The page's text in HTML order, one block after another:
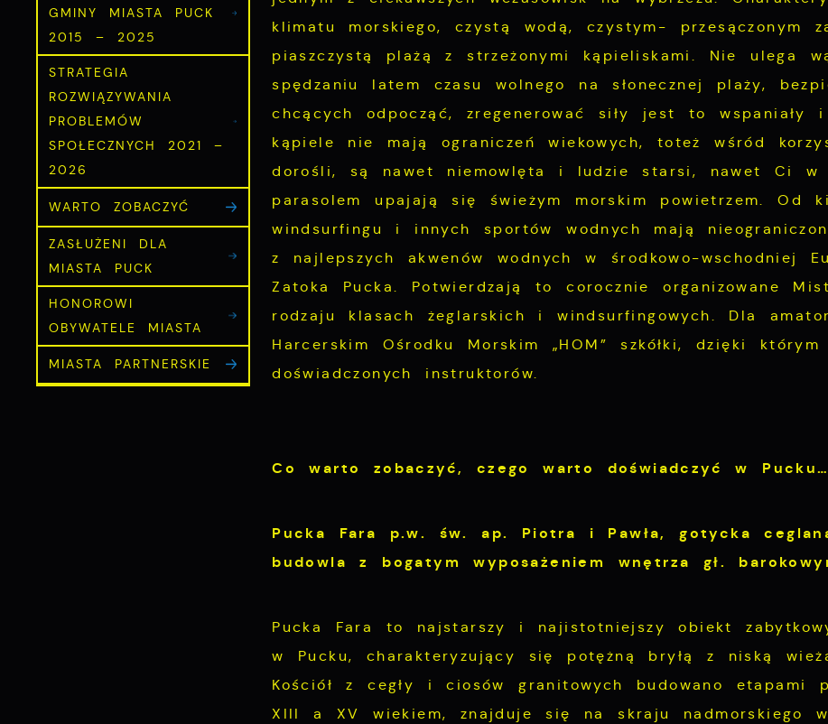
GMINY MIASTA PUCK
2015 – 2025
STRATEGIA
ROZWIĄZYWANIA
PROBLEMÓW
SPOŁECZNYCH 2021 –
2026
WARTO ZOBACZYĆ
ZASŁUŻENI DLA
MIASTA PUCK
HONOROWI
OBYWATELE MIASTA
MIASTA PARTNERSKIE
klimatu morskiego, czystą wodą, czystym- przesączonym
piaszczystą plażą z strzeżonymi kąpieliskami. Nie ulega
spędzaniu latem czasu wolnego na słonecznej plaży,
chcących odpocząć, zregenerować siły jest to wspaniały i
kąpiele nie mają ograniczeń wiekowych, toteż wśród
dorośli, są nawet niemowlęta i ludzie starsi, nawet Ci w
parasolem upajają się świeżym morskim powietrzem. Od
windsurfingu i innych sportów wodnych mają
z najlepszych akwenów wodnych w środkowo-wschodniej
Zatoka Pucka. Potwierdzają to corocznie organizowane
rodzaju klasach żeglarskich i windsurfingowych. Dla
Harcerskim Ośrodku Morskim „HOM” szkółki, dzięki
doświadczonych instruktorów.
Co warto zobaczyć, czego warto doświadczyć w
Pucka Fara p.w. św. ap. Piotra i Pawła,gotycka
budowla z bogatym wyposażeniem wnętrza gł.
Pucka Fara to najstarszy i najistotniejszy obiekt
w Pucku, charakteryzujący się potężną bryłą z niską
Kościół z cegły i ciosów granitowych budowano etapami
XIII a XV wiekiem, znajduje się na skraju nadmorskiego